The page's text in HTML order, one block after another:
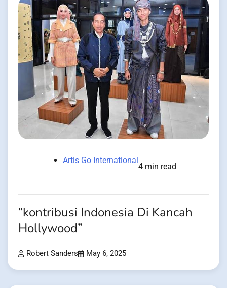
Artis Go International
4 min read
“kontribusi Indonesia Di Kancah
Hollywood”
Robert Sanders May 6, 2025